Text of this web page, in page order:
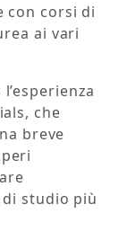
con corsi di
ai vari
che
breve
studio più